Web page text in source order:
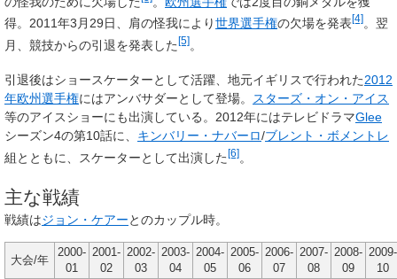
得。2011年3月29日、肩の怪我により世界選手権の欠場を発表[4] 。翌
月、競技からの引退を発表した[5]。
引退後はショースケーターとして活躍、地元イギリスで行われた2012
年欧州選手権にはアンバサダーとして登場。
スターズ・オン・アイス
等のアイスショーにも出演している。2012年にはテレビドラマGlee
シーズン4の第10話に、 キンバリー・ナバーロ/ブレント・ボメントレ
組とともに、スケーターとして出演した [6] 。
主な戦績
戦績はジョン・ケアーとのカップル時。
大会/年
2000-
01
2001-
02
2002-
03
2003-
04
2004-
05
2005-
06
2006-
07
2007-
08
2008-
09
2009-
10